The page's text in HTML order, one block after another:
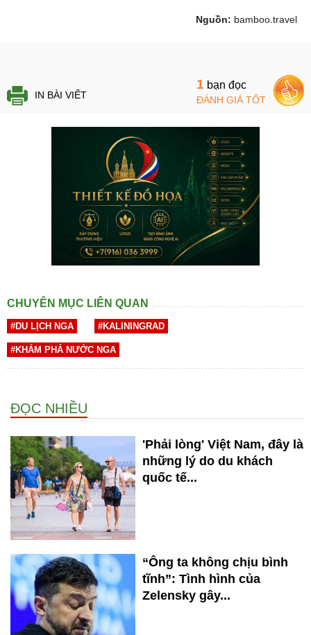
Nguồn: bamboo.travel
IN BÀI VIẾT
1 bạn đọc
ĐÁNH GIÁ TỐT
CHUYÊN MỤC LIÊN QUAN
#DU LỊCH NGA #KALININGRAD
#KHÁM PHÁ NƯỚC NGA
ĐỌC NHIỀU
'Phải lòng' Việt Nam, đây là
những lý do du khách
quốc tế...
“Ông ta không chịu bình
tĩnh”: Tình hình của
Zelensky gây...